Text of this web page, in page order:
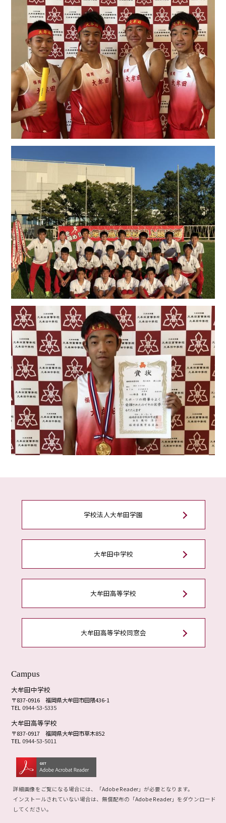
学校法人大牟田学園
大牟田中学校
大牟田高等学校
大牟田高等学校同窓会
Campus
大牟田中学校
〒837-0916福岡県大牟田市田隈436-1
TEL 0944-53-5335
大牟田高等学校
〒837-0917福岡県大牟田市草木852
TEL 0944-53-5011
詳細画像をご覧になる場合には、「Adobe Reader 」が必要となります。
インストールされていない場合は、無償配布の「Adobe Reader 」をダウンロード
してください。